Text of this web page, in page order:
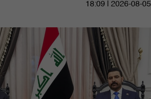
18:09 | 2026-08-05